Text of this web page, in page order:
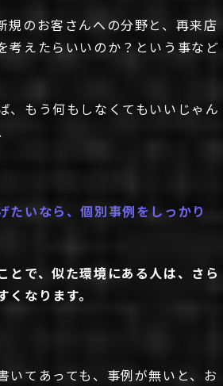
規のお客さんへの分野と、再来店
考えたらいいのか？という事など
、もう何もしなくてもいいじゃん
たいなら、個別事例をしっかり
とで、似た環境にある人は、さら
なります。
いてあっても、事例が無いと、お